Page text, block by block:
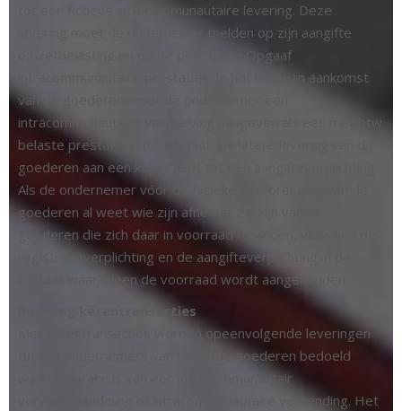
tot een fictieve intracommunautaire levering. Deze
levering moet de ondernemer melden op zijn aangifte
omzetbelasting en op de periodieke Opgaaf
intracommunautaire prestaties. In het land van aankomst
van de goederen moet de ondernemer een
intracommunautaire verwerving aangeven als een met btw
belaste prestatie in die lidstaat. De latere levering van de
goederen aan een koper leidt tot een aangifteverplichting.
Als de ondernemer vóór de fysieke overbrenging van de
goederen al weet wie zijn afnemer zal zijn van de
goederen die zich daar in voorraad bevinden, vervallen de
registratieverplichting en de aangifteverplichting in de
lidstaat waar alleen de voorraad wordt aangehouden.
Regeling ketentransacties
Met ketentransacties worden opeenvolgende leveringen
tussen ondernemers van dezelfde goederen bedoeld
waarbij sprake is van één intracommunautair
vervoershandeling of intracommunautaire verzending. Het